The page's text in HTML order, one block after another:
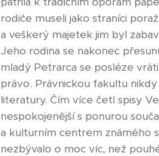
rodiče museli jako straníci
a veškerý majetek jim byl
Jeho rodina se nakonec
mladý Petrarca se posléze
právo. Právnickou fakultu
literatury. Čím více četl spisy
nespokojenější s ponurou
a kulturním centrem známého
nezbývalo o moc víc, než